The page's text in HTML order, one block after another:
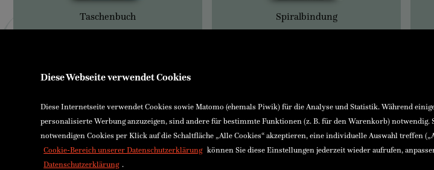
Taschenbuch Spiralbindung
Diese Webseite verwendet Cookies
Diese Internetseite verwendet Cookies sowie Matomo (ehemals Piwik) für die Analyse und Statistik. Während
personalisierte Werbung anzuzeigen, sind andere für bestimmte Funktionen (z. B. für den Warenkorb)
notwendigen Cookies per Klick auf die Schaltfläche „Alle Cookies“ akzeptieren, eine individuelle Auswahl treffen
Cookie-Bereich unserer Datenschutzerklärung können Sie diese Einstellungen jederzeit wieder aufrufen,
Datenschutzerklärung .